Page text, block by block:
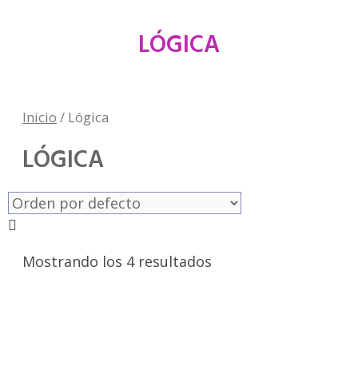
LÓGICA
Inicio / Lógica
LÓGICA
Mostrando los 4 resultados